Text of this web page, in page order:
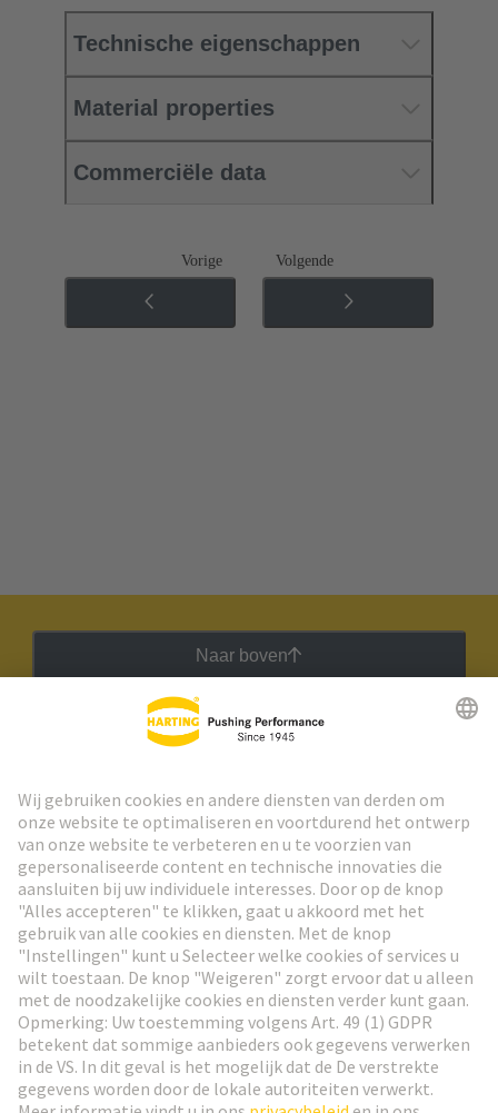
Technische eigenschappen
Material properties
Commerciële data
Vorige Volgende
Naar boven
Ga naar registratie
Social Media